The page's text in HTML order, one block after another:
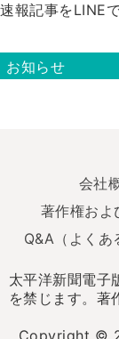
速報記事をLINE
お知らせ
会社
著作権およ
Q&A（よくあ
太平洋新聞電子
を禁じます。著